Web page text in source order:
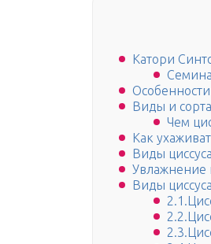
Катори
Особенности
Виды и
Чем
Как
Виды циссуса
Увлажнение
Виды циссуса